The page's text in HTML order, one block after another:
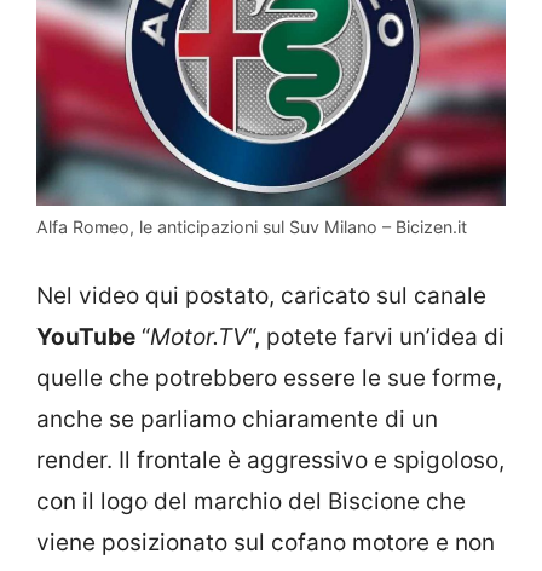
Alfa Romeo, le anticipazioni sul Suv Milano – Bicizen.it
Nel video qui postato, caricato sul canale
YouTube “Motor.TV“, potete farvi un’idea di
quelle che potrebbero essere le sue forme,
anche se parliamo chiaramente di un
render. Il frontale è aggressivo e spigoloso,
con il logo del marchio del Biscione che
viene posizionato sul cofano motore e non